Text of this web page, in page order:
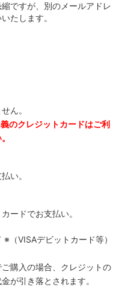
ですが、別のメールアドレ
たします。
ん。
のクレジットカードはご利
い。
ードでお支払い。
※（VISAデビットカード等）
購入の場合、クレジットの
が引き落とされます。